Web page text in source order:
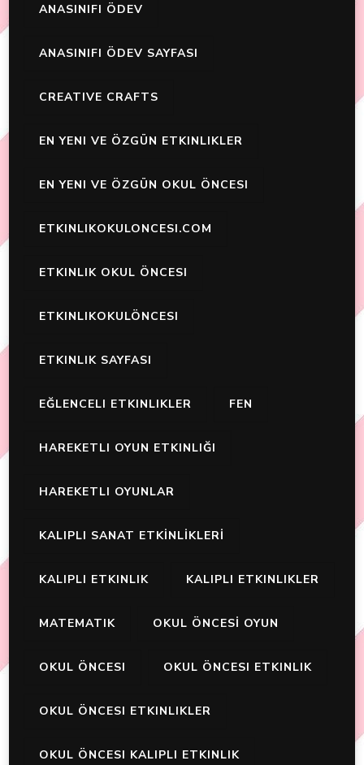
ANASINIFI ÖDEV
ANASINIFI ÖDEV SAYFASI
CREATIVE CRAFTS
EN YENI VE ÖZGÜN ETKINLIKLER
EN YENI VE ÖZGÜN OKUL ÖNCESI
ETKINLIKOKULONCESI.COM
ETKINLIK OKUL ÖNCESI
ETKINLIKOKULÖNCESI
ETKINLIK SAYFASI
EĞLENCELI ETKINLIKLER FEN
HAREKETLI OYUN ETKINLIĞI
HAREKETLI OYUNLAR
KALIPLI SANAT ETKİNLİKLERİ
KALIPLI ETKINLIK KALIPLI ETKINLIKLER
MATEMATIK OKUL ÖNCESİ OYUN
OKUL ÖNCESI OKUL ÖNCESI ETKINLIK
OKUL ÖNCESI ETKINLIKLER
OKUL ÖNCESI KALIPLI ETKINLIK